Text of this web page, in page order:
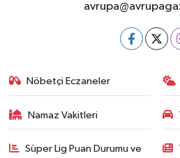
Nöbetçi Eczaneler
Namaz Vakitleri
Süper Lig Puan Durumu ve